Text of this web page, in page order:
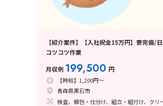
【紹介案件】【入社祝金15万円】寮完備/
コツコツ作業
月収例 199,500 円
【時給】1,200円～
青森県黒石市
検査、梱包・仕分け、組立・組付け、クリ